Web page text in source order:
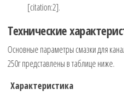
[citation:2].
Технические
Основные параметры смазки для
250г представлены в таблице ниже.
Характеристика